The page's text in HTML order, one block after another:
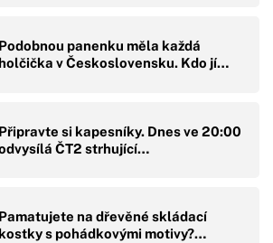
Podobnou panenku měla každá
holčička v Československu. Kdo jí…
Připravte si kapesníky. Dnes ve 20:00
ČT2 strhující…
Pamatujete na dřevěné skládací
kostky s pohádkovými motivy?…